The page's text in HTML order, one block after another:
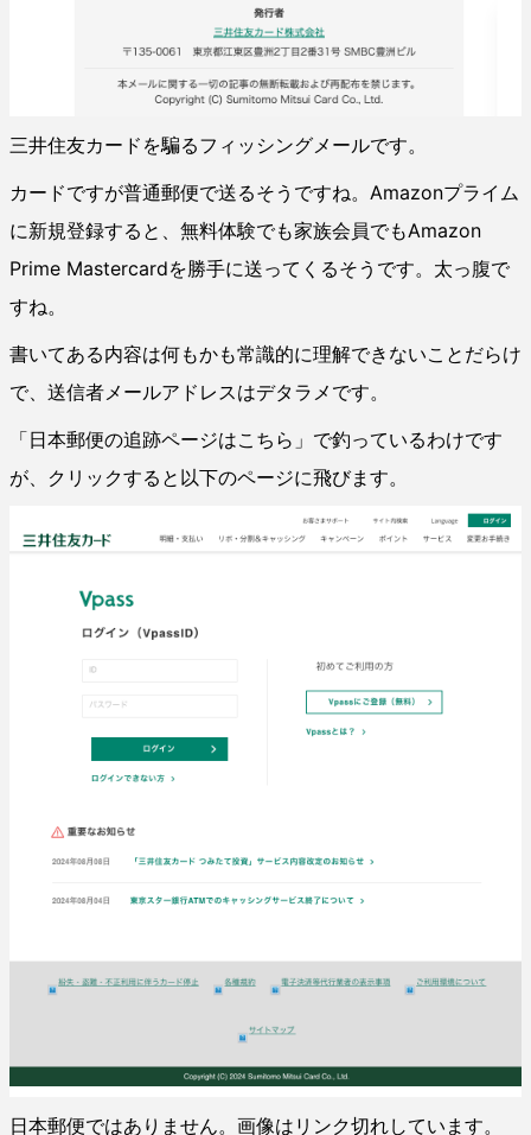
三井住友カードを騙るフィッシングメールです。
カードですが普通郵便で送るそうですね。Amazonプライム
に新規登録すると、無料体験でも家族会員でもAmazon
Prime Mastercardを勝手に送ってくるそうです。太っ腹で
すね。
書いてある内容は何もかも常識的に理解できないことだらけ
で、送信者メールアドレスはデタラメです。
「日本郵便の追跡ページはこちら」で釣っているわけです
が、クリックすると以下のページに飛びます。
日本郵便ではありません。画像はリンク切れしています。